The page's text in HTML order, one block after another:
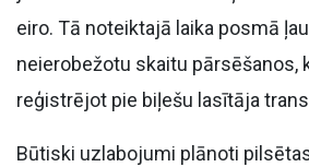
eiro. Tā noteiktajā laika posmā
neierobežotu skaitu pārsēšanos,
reģistrējot pie biļešu lasītāja
Būtiski uzlabojumi plānoti